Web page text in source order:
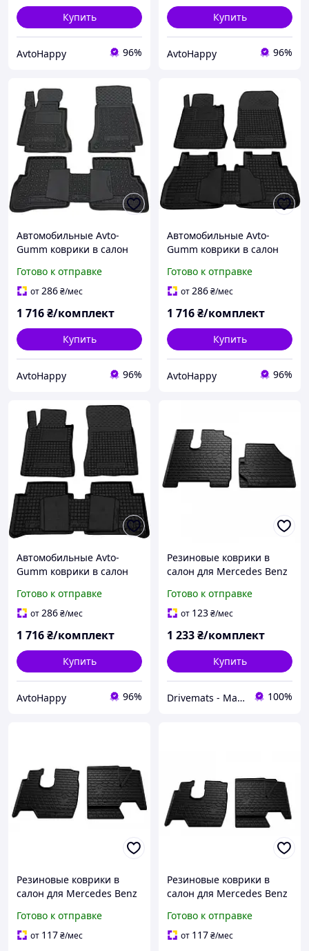
Купить
AvtoHappy 96%
Купить
AvtoHappy 96%
Автомобильные Avto-
Gumm коврики в салон
2014-2021/ Мерседес
В205
Готово к отправке
от286₴/мес
1 716₴/комплект
Купить
AvtoHappy 96%
Автомобильные Avto-
Gumm коврики в салон
1995-2002 / Мерседес
В210
Готово к отправке
от286₴/мес
1 716₴/комплект
Купить
AvtoHappy 96%
Автомобильные Avto-
Gumm коврики в салон
2002-2009 / Мерседес
В211 2002
Готово к отправке
от286₴/мес
1 716₴/комплект
Купить
AvtoHappy 96%
Резиновые коврики в
салон для Mercedes Benz
(2008-2011) комплект из 2
штук
Готово к отправке
от 123₴/мес
1 233₴/комплект
Купить
Drivemats - Магазин автокилимків 100%
Резиновые коврики в
салон для Mercedes Benz
комплект из 2 штук
(Stingray)
Готово к отправке
от 117₴/мес
Резиновые коврики в
салон для Mercedes Benz
комплект из 2 штук
(Stingray)
Готово к отправке
от 117₴/мес